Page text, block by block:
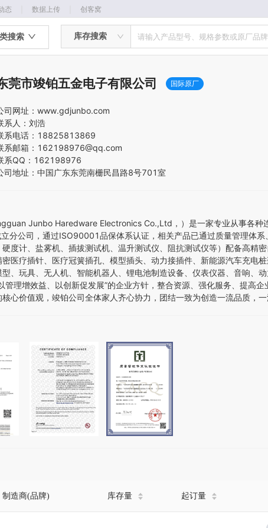
态 数据上传 创客窝
搜索 库存搜索 请输入产品型号、规格参数或原厂品
莞市竣铂五金电子有限公司 国际原厂
司网址：www.gdjunbo.com
系人：刘浩
系电话： 18825813869
系邮箱： 162198976@qq.com
系QQ： 162198976
司地址：中国广东东莞南栅民昌路8号701室
Junbo Haredware Electronics Co.,Ltd，）是一家专业从事各
分公司，通过ISO90001品保体系认证，相关产品已通过质量管理体
度计、盐雾机、插拔测试机、温升测试仪、阻抗测试仪等）配备高精
医疗插针、医疗冠簧插孔、模型插头、动力接插件、新能源汽车充
、玩具、无人机、智能机器人、锂电池制造设备、仪表仪器、音响、
管理增效益、以创新促发展”的企业方针，整合资源、强化服务、提
心价值观，竣铂公司全体家人齐心协力，团结一致为创造一流品质，一
制造商(品牌) 库存量 起订量